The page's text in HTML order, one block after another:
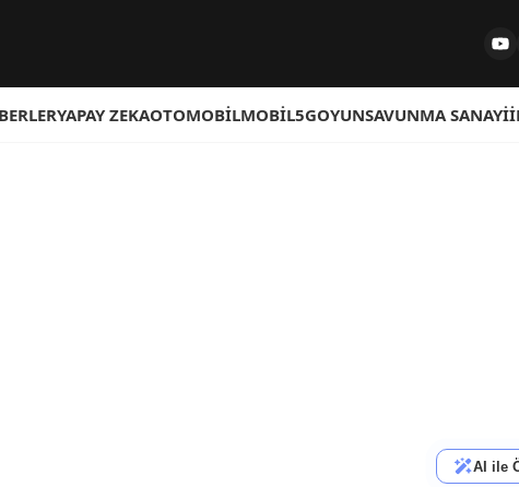
YAPAY ZEKAOTOMOBILMOBIL5GOYUNSAVUNMA SANAYI
AI ile